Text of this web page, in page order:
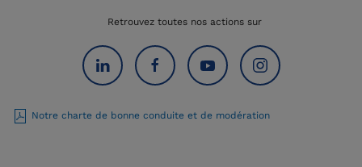
Retrouvez toutes nos actions sur
Notre charte de bonne conduite et de modération